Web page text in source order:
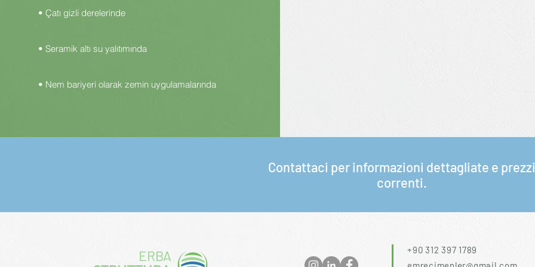
• Çatı gizli derelerinde
• Seramik altı su yalıtımında
• Nem bariyeri olarak zemin uygulamalarında
Contattaci per informazioni dettagliate e prezzi
correnti.
ERBA
+90 312 397 1789